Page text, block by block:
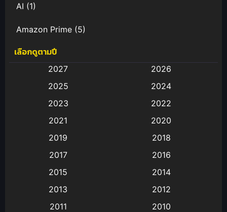
AI (1)
Amazon Prime (5)
Anal (ประตูหลัง)
Animation การ์ตูน
Animation อนิเมะ
Animation แอนิเมชัน
(9)
เลือกดูตามปี
2027
2026
2025
2024
2023
2022
2021
2020
2019
2018
2017
2016
2015
2014
2013
2012
2011
2010